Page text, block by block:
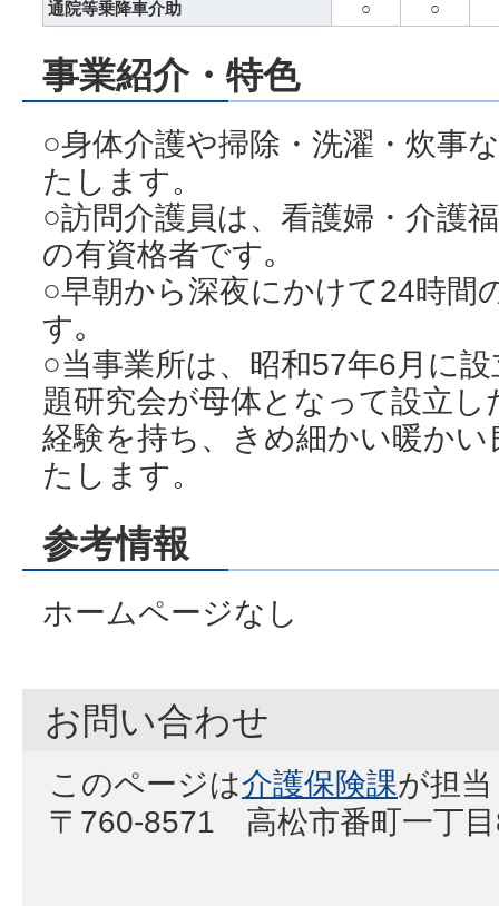
通院等乗降車介助
○ ○
事業紹介・特色
○身体介護や掃除・洗濯・炊事
たします。
○訪問介護員は、看護婦・介護
の有資格者です｡
○早朝から深夜にかけて24時間
す｡
○当事業所は、昭和57年6月に
題研究会が母体となって設立
経験を持ち、きめ細かい暖か
たします。
参考情報
ホームページなし
お問い合わせ
このページは介護保険課が担
〒760-8571 高松市番町一丁